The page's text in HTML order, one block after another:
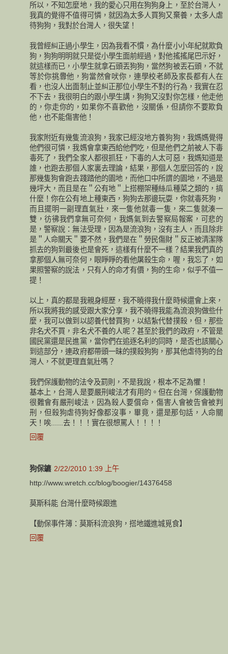
所以，不知怎麼地，我的愛心只用在狗狗身上，至於台灣人，
我真的覺得不值得可憐，就因為太多人買狗又棄養，太多人虐
待狗狗，我對於台灣人，很失望！
我曾經糾正過小學生，因為我看不慣，為什麼小小年紀就欺負
狗，狗狗明明就只是從小學生面前經過，對他搖搖尾巴示好，
就這樣而已，小學生就拿石頭丟狗狗，當然狗被丟石頭，不就
等於你挑釁他，狗當然會吠你，連學校老師及家長都有人在
看，也沒人出面制止並糾正那位小學生不對的行為，我實在忍
不下去，我很明白的跟小學生講，狗狗又沒對你怎樣，他走他
的，你走你的，如果你不喜歡他，沒關係，但請你不要欺負
他，也不能傷害他！
我家附近有幾隻流浪狗，我家已經沒地方養狗狗，我媽媽覺得
他們很可憐，我媽會拿東西給他們吃，但是他們之前被人下毒
毒死了，我們全家人都很抓狂，下毒的人太可惡，我媽知道是
誰，也跑去那個人家裏去理論，結果，那個人怎麼回答的，說
那幾隻狗會跑去踐踏他的園地，而他口中所謂的園地，不過是
幾坪大，而且是在＂公有地＂上搭棚架種絲瓜種菜之類的，搞
什麼！你在公有地上種東西，狗狗去那邊玩耍，你就毒死狗，
而且擺明一副理直氣壯，來一隻他就毒一隻，來二隻就湊一
雙，彷彿我們拿無可奈何，我媽氣到去警察局報案，可悲的
是，警察說：無法受理，因為是流浪狗，沒有主人，而且除非
是＂人命關天＂要不然，我們是在＂勞民傷財＂反正被清潔隊
抓去的狗到最後也是會死，這樣有什麼不一樣？結果我們真的
拿那個人無可奈何，眼睜睜的看他屠殺生命，喔，我忘了，如
果照警察的說法，只有人的命才有價，狗的生命，似乎不值一
提！
以上，真的都是我親身經歷，我不曉得我什麼時候還會上來，
所以我將我的感受跟大家分享，我不曉得我能為流浪狗做些什
麼，我可以做到以認養代替買狗，以結紮代替撲殺，但，那些
非名犬不買，非名犬不養的人呢？甚至於我們的政府，不管是
國民黨還是民進黨，當你們在追逐名利的同時，是否也該關心
到這部分，連政府都帶頭一昧的撲殺狗狗，那其他虐待狗的台
灣人，不就更理直氣壯嗎？
我們保護動物的法令及罰則，不是我說，根本不足為懼！
基本上，台灣人是要嚴刑峻法才有用的。但在台灣，保護動物
很難會有嚴刑峻法，因為殺人要償命，傷害人會被告會被判
刑，但殺狗虐待狗好像都沒事，畢竟，還是那句話，人命關
天！唉......去！！！實在很想罵人！！！！
回覆
狗保鑣 2/22/2010 1:39 上午
http://www.wretch.cc/blog/boogier/14376458
莫斯科能 台灣什麼時候跟進
【動保事件簿：莫斯科流浪狗，搭地鐵進城覓食】
回覆